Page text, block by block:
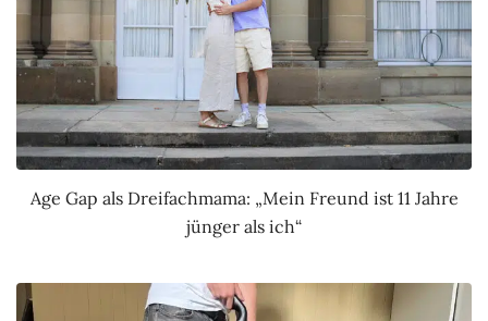
Age Gap als Dreifachmama: „Mein Freund ist 11 Jahre
jünger als ich“